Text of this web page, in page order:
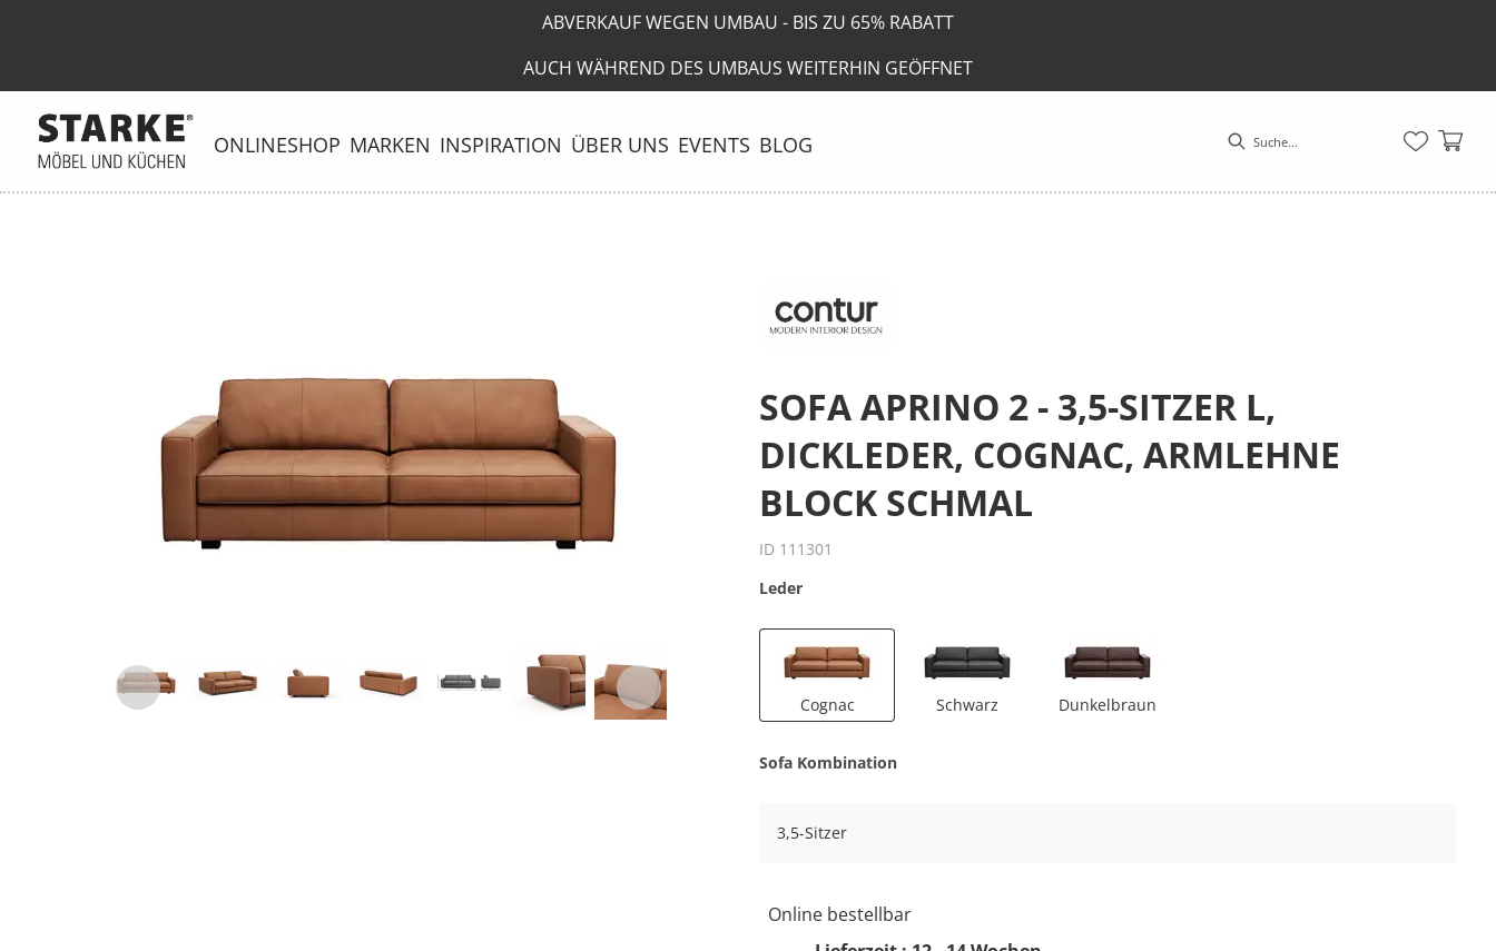
ABVERKAUF WEGEN UMBAU - BIS ZU 65% RABATT
AUCH WÄHREND DES UMBAUS WEITERHIN GEÖFFNET
ONLINESHOP MARKEN INSPIRATION ÜBER UNS EVENTS BLOG
SOFA APRINO 2 - 3,5-SITZER L,
DICKLEDER, COGNAC, ARMLEHNE
BLOCK SCHMAL
ID 111301
Leder
Cognac Schwarz Dunkelbraun
Sofa Kombination
3,5-Sitzer
Online bestellbar